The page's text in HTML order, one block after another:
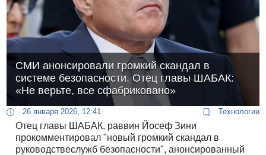
СМИ анонсировали громкий скандал в
системе безопасности. Отец главы ШАБАК:
«Не верьте, все сфабриковано»
26 января 2026, 12:41 Технологии
Отец главы ШАБАК, раввин Йосеф Зини
прокомментировал "новый громкий скандал в
руководствеслужб безопасности", анонсированный